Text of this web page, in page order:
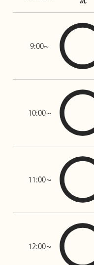
9:00~
10:00~
11:00~
12:00~